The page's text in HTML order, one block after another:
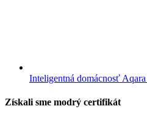
Inteligentná domácnosť
Získali sme modrý certifikát